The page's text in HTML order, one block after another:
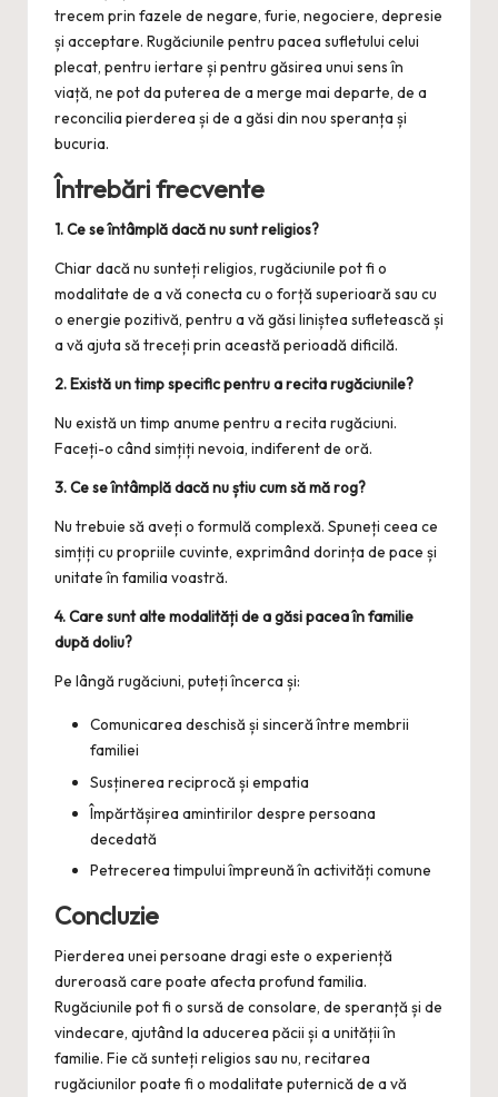
trecem prin fazele de negare, furie, negociere, depresie
și acceptare. Rugăciunile pentru pacea sufletului celui
plecat, pentru iertare și pentru găsirea unui sens în
viață, ne pot da puterea de a merge mai departe, de a
reconcilia pierderea și de a găsi din nou speranța și
bucuria.
Întrebări frecvente
1. Ce se întâmplă dacă nu sunt religios?
Chiar dacă nu sunteți religios, rugăciunile pot fi o
modalitate de a vă conecta cu o forță superioară sau cu
o energie pozitivă, pentru a vă găsi liniștea sufletească și
a vă ajuta să treceți prin această perioadă dificilă.
2. Există un timp specific pentru a recita rugăciunile?
Nu există un timp anume pentru a recita rugăciuni.
Faceți-o când simțiți nevoia, indiferent de oră.
3. Ce se întâmplă dacă nu știu cum să mă rog?
Nu trebuie să aveți o formulă complexă. Spuneți ceea ce
simțiți cu propriile cuvinte, exprimând dorința de pace și
unitate în familia voastră.
4. Care sunt alte modalități de a găsi pacea în familie
după doliu?
Pe lângă rugăciuni, puteți încerca și:
Comunicarea deschisă și sinceră între membrii
familiei
Susținerea reciprocă și empatia
Împărtășirea amintirilor despre persoana
decedată
Petrecerea timpului împreună în activități comune
Concluzie
Pierderea unei persoane dragi este o experiență
dureroasă care poate afecta profund familia.
Rugăciunile pot fi o sursă de consolare, de speranță și de
vindecare, ajutând la aducerea păcii și a unității în
familie. Fie că sunteți religios sau nu, recitarea
rugăciunilor poate fi o modalitate puternică de a vă